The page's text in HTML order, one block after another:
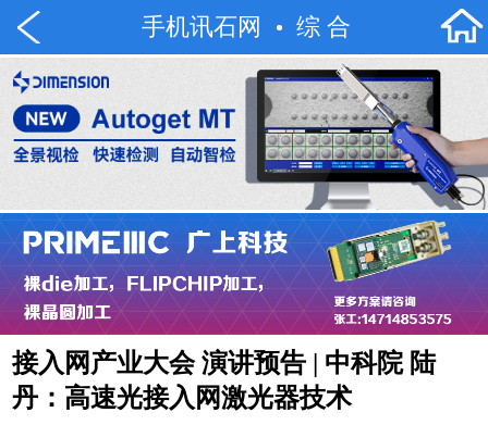
手机讯石网 综 合
接入网产业大会 演讲预告 | 中科院 陆
丹：高速光接入网激光器技术